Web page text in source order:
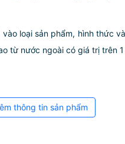
loại sản phẩm, hình thức
từ nước ngoài có giá trị trên
thông tin sản phẩm